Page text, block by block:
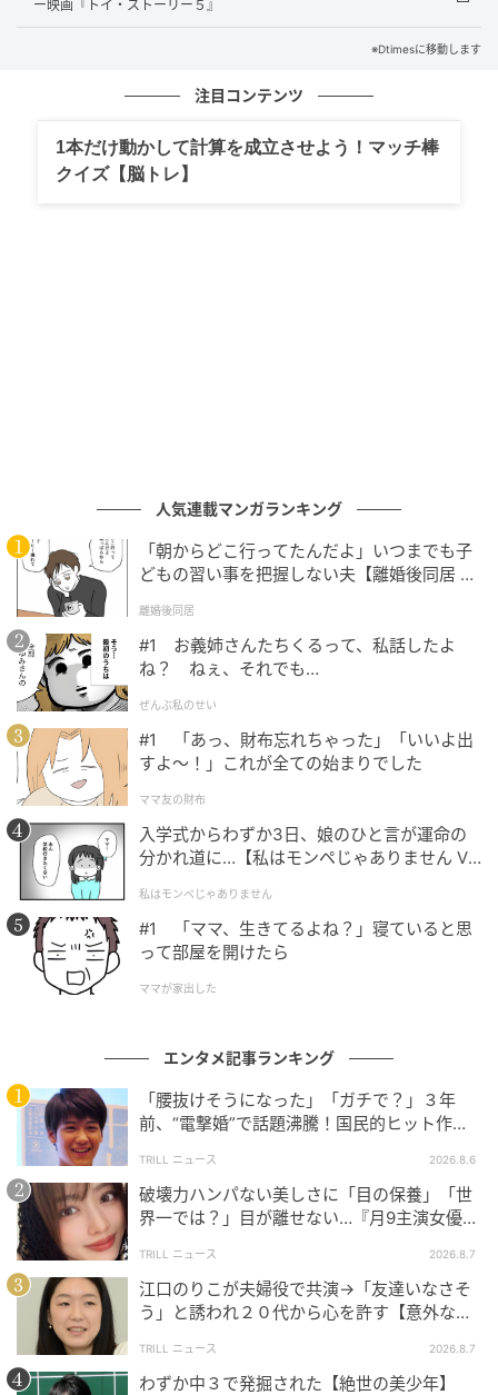
約257億6000万円（※1ドル161円計算）を突破しまし
イギリスやスペイン、メキシコ、韓国、中国など世界
「トイ・ストーリー」シリーズ史上 No.1となる大ヒッ
トスタートを記録し、その“シリーズ最高の物語”に世
映画のどのシーンで登場するのか、劇場の大スクリー
ンで確認ください。
シリーズ最新作となる『トイ・ストーリー５』では、
子どもたちがおもちゃではなくスマホやタブレットに
夢中になっている現代が舞台となります。
本当はまだまだおもちゃで遊びたいけれど、タブレッ
トに夢中な周囲の子どもたちと話が合わず友だちがで
きなくて悩む「ボニー」と、彼女を心配しているおも
ちゃたち。
そんなある日、両親からのプレゼントで「ボニー」の
部屋に最先端タブレット「リリーパッド」が現れたこ
とで日常が一変します！
周囲の子どもたちと同じように画面の中の世界へ夢中
になっていく「ボニー」の姿を前に、おもちゃたちは
そんな一大事に「ジェシー」のSOSを受けた「ウッデ
ィ」が再び仲間たちのもとへ駆けつけます。
久々の再会を果たした「ジェシー」と「ウッディ」
「バズ・ライトイヤー」たちは、再び肩を並べて“デジ
タル”という史上最大の脅威に立ち向かいます。
変わりゆく時代の中で、子どもたちとおもちゃとの絆
を描き続けてきた「トイ・ストーリー」が出す＜究極
の答え＞とは…？
ー映画『トイ・ストーリー５』
※Dtimesに移動します
注目コンテンツ
1本だけ動かして計算を成立させよう！マッチ棒
クイズ【脳トレ】
人気連載マンガランキング
「朝からどこ行ってたんだよ」いつまでも子
どもの習い事を把握しない夫【離婚後同居 Vo
離婚後同居
#1 お義姉さんたちくるって、私話したよ
ね？ ねぇ、それでも…
ぜんぶ私のせい
#1 「あっ、財布忘れちゃった」「いいよ出
すよ〜！」これが全ての始まりでした
ママ友の財布
入学式からわずか3日、娘のひと言が運命の
分かれ道に…【私はモンペじゃありません Vo
私はモンペじゃありません
#1 「ママ、生きてるよね？」寝ていると思
って部屋を開けたら
ママが家出した
エンタメ記事ランキング
「腰抜けそうになった」「ガチで？」３年
前、“電撃婚”で話題沸騰！国民的ヒット作
TRILL ニュース 2026.8.6
破壊力ハンパない美しさに「目の保養」「世
界一では？」目が離せない…『月9主演女優
TRILL ニュース 2026.8.7
江口のりこが夫婦役で共演→「友達いなさそ
う」と誘われ２０代から心を許す【意外な親
TRILL ニュース 2026.8.7
わずか中３で発掘された【絶世の美少年】